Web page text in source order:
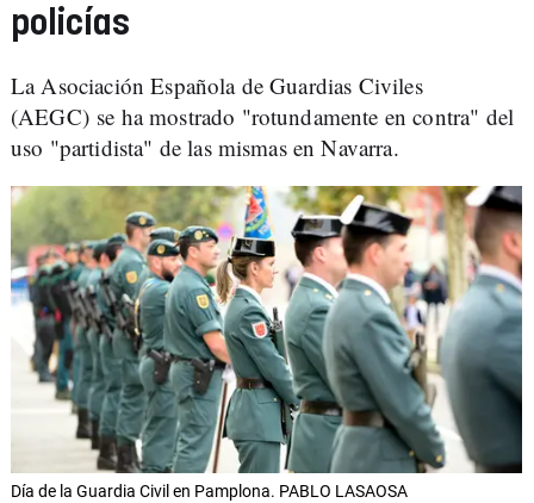
policías
La Asociación Española de Guardias Civiles
(AEGC) se ha mostrado "rotundamente en contra" del
uso "partidista" de las mismas en Navarra.
Día de la Guardia Civil en Pamplona. PABLO LASAOSA